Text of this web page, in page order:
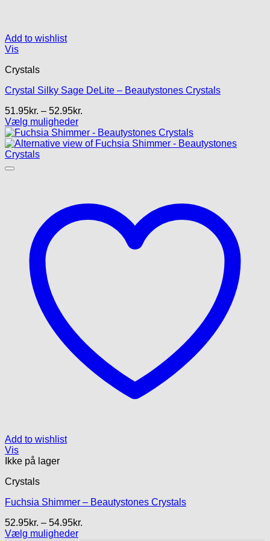
Add to wishlist
Vis
Crystals
Crystal Silky Sage DeLite – Beautystones Crystals
51.95kr. – 52.95kr.
til
52.95kr.
Vælg muligheder
Dette
vare
har
flere
varesiden
Add to wishlist
Vis
Ikke på lager
Crystals
Fuchsia Shimmer – Beautystones Crystals
52.95kr. – 54.95kr.
Vælg muligheder